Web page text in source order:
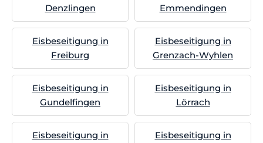
Denzlingen
Emmendingen
Eisbeseitigung in
Freiburg
Eisbeseitigung in
Grenzach-Wyhlen
Eisbeseitigung in
Gundelfingen
Eisbeseitigung in
Lörrach
Eisbeseitigung in
Eisbeseitigung in